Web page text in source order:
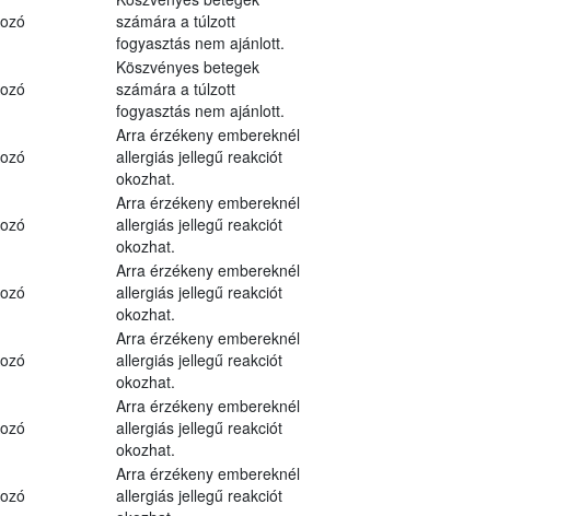
számára a túlzott
fogyasztás nem ajánlott.
Köszvényes betegek
számára a túlzott
fogyasztás nem ajánlott.
Arra érzékeny embereknél
allergiás jellegű reakciót
okozhat.
Arra érzékeny embereknél
allergiás jellegű reakciót
okozhat.
Arra érzékeny embereknél
allergiás jellegű reakciót
okozhat.
Arra érzékeny embereknél
allergiás jellegű reakciót
okozhat.
Arra érzékeny embereknél
allergiás jellegű reakciót
okozhat.
Arra érzékeny embereknél
allergiás jellegű reakciót